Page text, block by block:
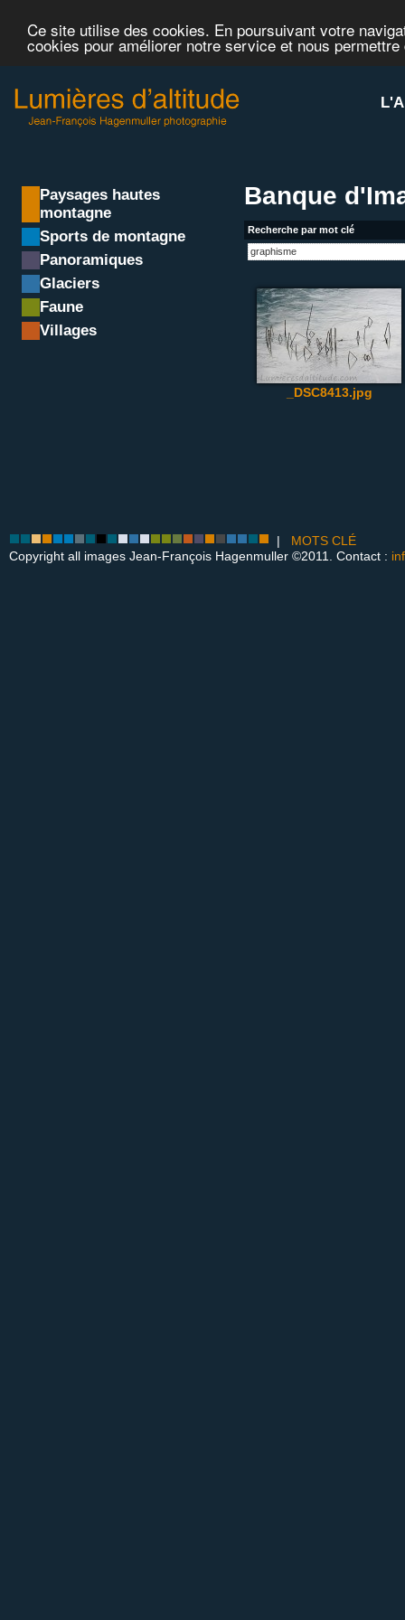
Ce site utilise des cookies. En poursuivant votre
cookies pour améliorer notre service et nous
Paysages hautes
montagne
Sports de montagne
Panoramiques
Glaciers
Faune
Villages
Banque
Recherche par mot clé
_DSC8413.jpg
| MOTS CLÉ
Copyright all images Jean-François Hagenmuller ©2011. Contact :